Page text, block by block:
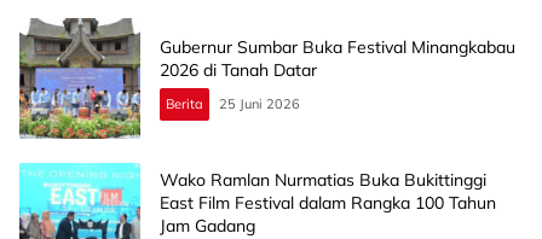
Gubernur Sumbar Buka Festival Minangkabau
2026 di Tanah Datar
Berita 25 Juni 2026
Wako Ramlan Nurmatias Buka Bukittinggi
East Film Festival dalam Rangka 100 Tahun
Jam Gadang